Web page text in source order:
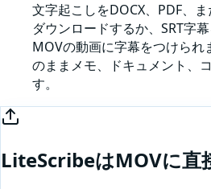
文字起こしをDOCX、PDF、
ダウンロードするか、SRT字
MOVの動画に字幕をつけられ
のままメモ、ドキュメント、
す。
LiteScribeはMOVに直